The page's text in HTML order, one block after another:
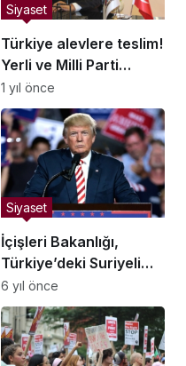
Türkiye alevlere teslim!
Yerli ve Milli Parti
‘Mücadele Planı’nı
açıkladı
Siyaset
1 yıl önce
İçişleri Bakanlığı,
Türkiye’deki Suriyeli
sayısını açıkladı
Siyaset
6 yıl önce